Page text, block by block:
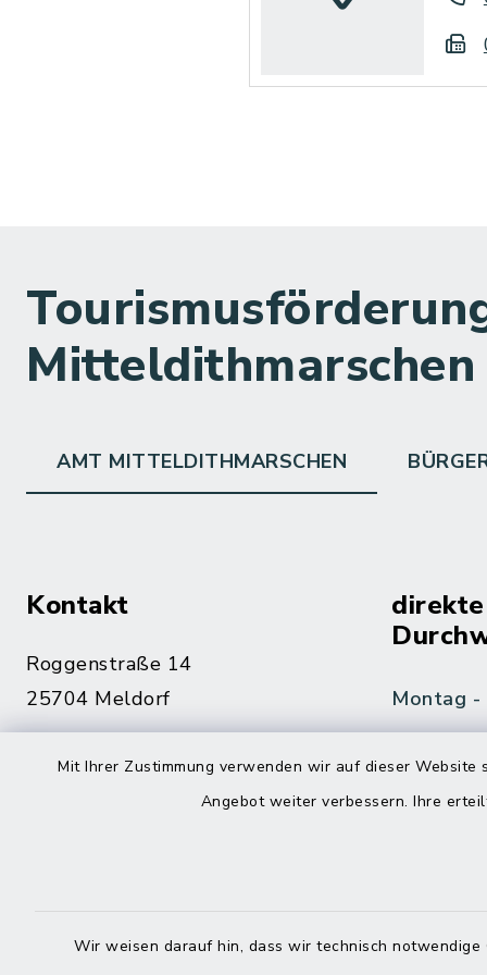
Mit Ihrer Zustimmung verwenden wir auf dieser
Angebot weiter verbessern. Ihre
Wir weisen darauf hin, dass wir technisch
Mitteldithmarschen
AMT MITTELDITHMARSCHEN
Kontakt
Roggenstraße 14
25704 Meldorf
04832 6065-215
Montag -
Freitag
Haben